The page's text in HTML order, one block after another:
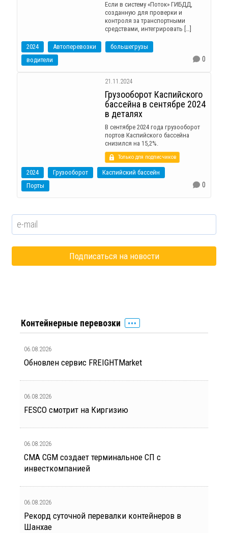
Если в систему «Поток» ГИБДД,
созданную для проверки и
контроля за транспортными
средствами, интегрировать […]
2024 Автоперевозки
большегрузы
водители
0
21.11.2024
Грузооборот Каспийского
бассейна в сентябре 2024
в деталях
В сентябре 2024 года грузооборот
портов Каспийского бассейна
снизился на 15,2%.
Только для подписчиков
2024 Грузооборот
Каспийский бассейн
Порты
0
Контейнерные перевозки
06.08.2026
Обновлен сервис FREIGHTMarket
06.08.2026
FESCO смотрит на Киргизию
06.08.2026
CMA CGM создает терминальное СП с
инвесткомпанией
06.08.2026
Рекорд суточной перевалки контейнеров в
Шанхае